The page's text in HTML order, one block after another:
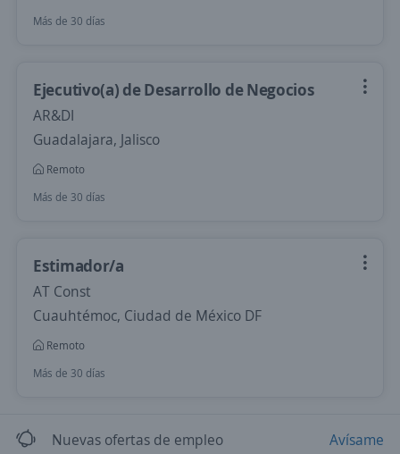
Más de 30 días
Ejecutivo(a) de Desarrollo de Negocios
AR&DI
Guadalajara, Jalisco
Remoto
Más de 30 días
Estimador/a
AT Const
Cuauhtémoc, Ciudad de México DF
Remoto
Más de 30 días
Nuevas ofertas de empleo Avísame